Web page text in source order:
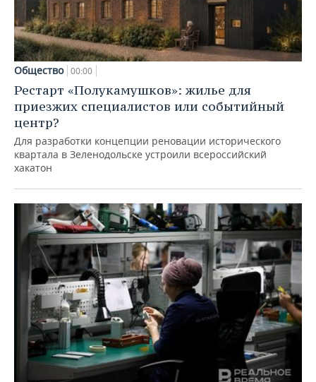
Общество 00:00
Рестарт «Полукамушков»: жилье для
приезжих специалистов или событийный
центр?
Для разработки концепции реновации исторического
квартала в Зеленодольске устроили всероссийский
хакатон